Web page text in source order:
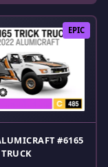
EPIC
#6165